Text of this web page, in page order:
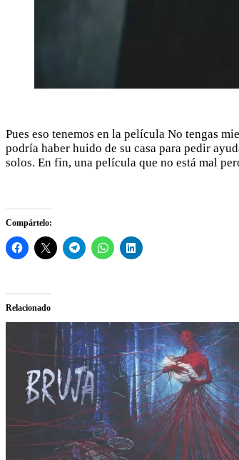
Pues eso tenemos en la película No tengas
podría haber huido de su casa para pedir
solos. En fin, una película que no está mal
Compártelo:
Relacionado